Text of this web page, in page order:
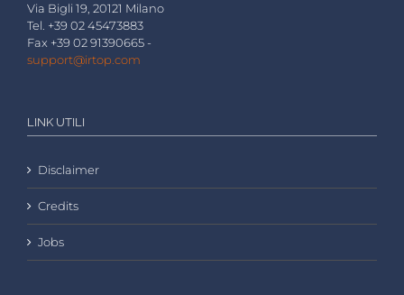
Via Bigli 19, 20121 Milano
Tel. +39 02 45473883
Fax +39 02 91390665 -
support@irtop.com
LINK UTILI
Disclaimer
Credits
Jobs